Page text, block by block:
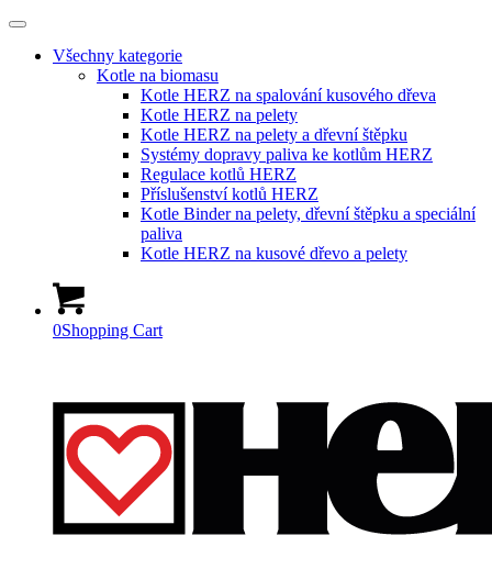
Všechny kategorie
Kotle na biomasu
Kotle HERZ na spalování kusového dřeva
Kotle HERZ na pelety
Kotle HERZ na pelety a dřevní štěpku
Systémy dopravy paliva ke kotlům HERZ
Regulace kotlů HERZ
Příslušenství kotlů HERZ
Kotle Binder na pelety, dřevní štěpku a speciální
paliva
Kotle HERZ na kusové dřevo a pelety
0Shopping Cart